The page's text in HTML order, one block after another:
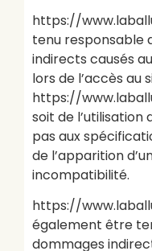
https://
tenu responsable
indirects causés
lors de l’accès au
https://
soit de l’utilisation
pas aux
de l’apparition
incompatibilité.
https://
également être
dommages